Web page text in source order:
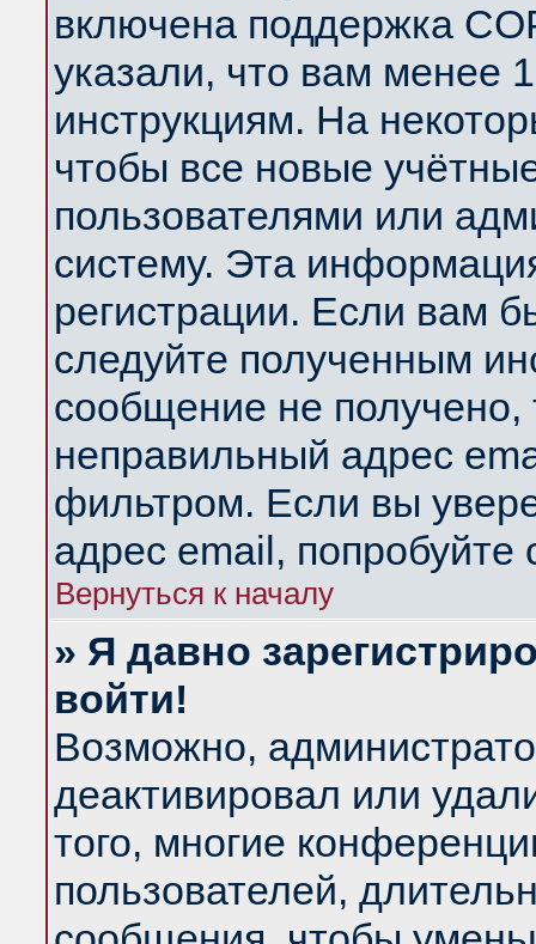
включена поддержка
указали, что вам менее
инструкциям. На
чтобы все новые
пользователями или
систему. Эта
регистрации. Если вам
следуйте полученным
сообщение не получено,
неправильный адрес
фильтром. Если вы
адрес email, попробуйте
Вернуться к началу
» Я давно
войти!
Возможно,
деактивировал или
того, многие
пользователей,